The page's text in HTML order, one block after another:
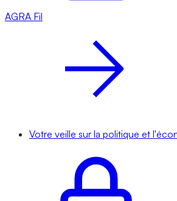
AGRA Fil
Votre veille sur la politique et